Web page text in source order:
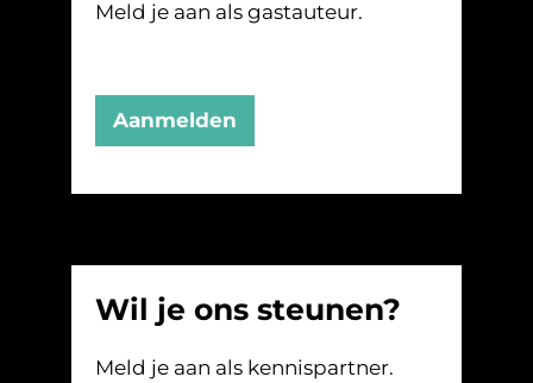
Meld je aan als gastauteur.
Aanmelden
Wil je ons steunen?
Meld je aan als kennispartner.